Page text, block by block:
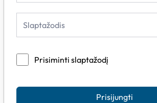
Prisiminti slaptažodį
Prisijungti